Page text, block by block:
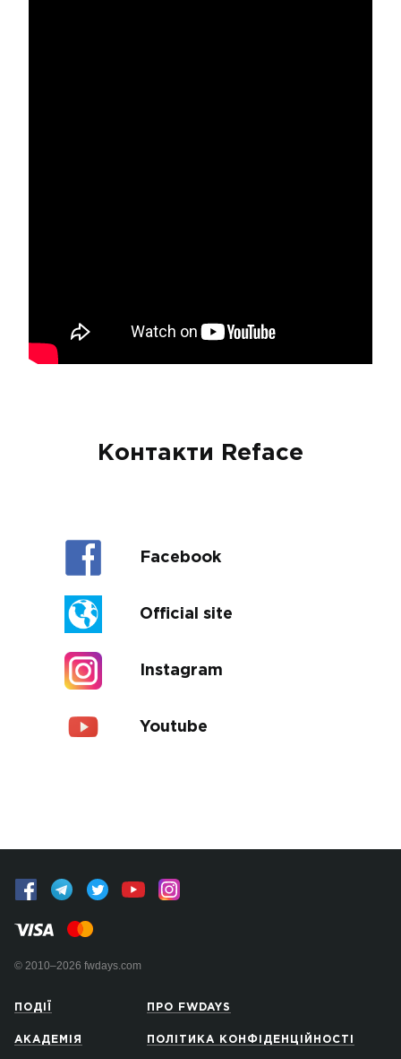
Контакти Reface
Facebook
Official site
Instagram
Youtube
© 2010–2026 fwdays.com
ПОДІЇ
АКАДЕМІЯ
ПРО FWDAYS
ПОЛІТИКА КОНФІДЕНЦІЙНОСТІ